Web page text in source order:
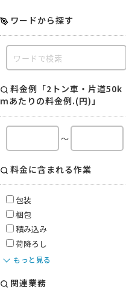
ワードから探す
料金例「2トン車・片道50k
mあたりの料金例.(円)」
～
料金に含まれる作業
包装
梱包
積み込み
荷降ろし
もっと見る
関連業務